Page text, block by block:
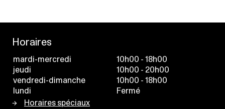
Horaires
mardi-mercredi
10h00 - 18h00
jeudi
10h00 - 20h00
vendredi-dimanche
10h00 - 18h00
lundi
Fermé
Horaires spéciaux